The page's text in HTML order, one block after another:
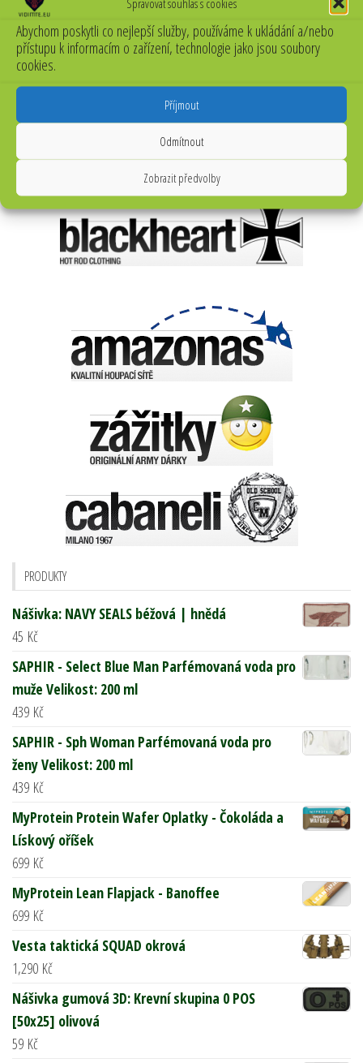
Abychom poskytli co nejlepší služby, používáme k ukládání a/nebo
přístupu k informacím o zařízení, technologie jako jsou soubory
cookies.
Příjmout
Odmítnout
Zobrazit předvolby
PRODUKTY
Nášivka: NAVY SEALS béžová | hnědá
45 Kč
SAPHIR - Select Blue Man Parfémovaná voda pro
muže Velikost: 200 ml
439 Kč
SAPHIR - Sph Woman Parfémovaná voda pro
ženy Velikost: 200 ml
439 Kč
MyProtein Protein Wafer Oplatky - Čokoláda a
Lískový oříšek
699 Kč
MyProtein Lean Flapjack - Banoffee
699 Kč
Vesta taktická SQUAD okrová
1,290 Kč
Nášivka gumová 3D: Krevní skupina 0 POS
[50x25] olivová
59 Kč